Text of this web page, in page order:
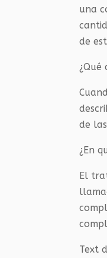
una
de
¿Qué
de
¿En
El
Text